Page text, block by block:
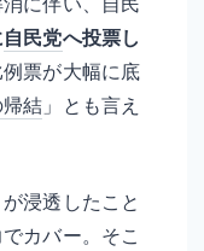
自民党へ投票し
票が大幅に底
結 」とも言え
浸透したこと
カバー。そこ